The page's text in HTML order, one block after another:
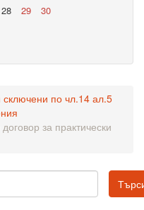
28 29
30
сключени по чл.14 ал.5
за практически